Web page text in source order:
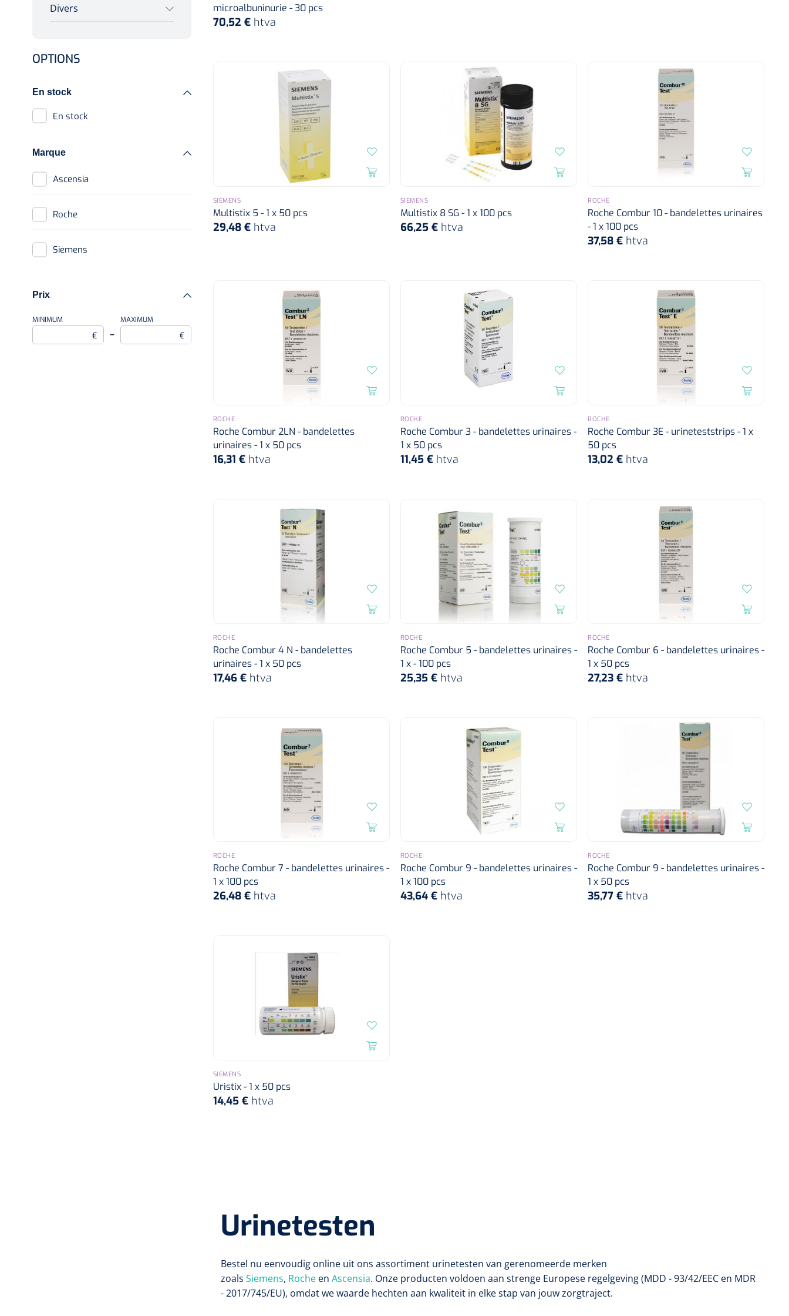
vasculaires
Tensiomètre complet
Oxymètres de pouls
Lampes frontales
Divers
Logiciel
Alcoomètre
OPTIONS
En stock
En stock
Marque
Ascensia
Roche
Siemens
Prix
MINIMUM
€ –
MAXIMUM
€
microalbuninurie - 30 pcs
70,52 € htva
SIEMENS
Multistix 5 - 1 x 50 pcs
29,48 € htva
SIEMENS
Multistix 8 SG - 1 x 100 pcs
66,25 € htva
ROCHE
Roche Combur 10 - bandelettes urinaires
- 1 x 100 pcs
37,58 € htva
ROCHE
Roche Combur 2LN - bandelettes
urinaires - 1 x 50 pcs
16,31 € htva
ROCHE
Roche Combur 3 - bandelettes urinaires -
1 x 50 pcs
11,45 € htva
ROCHE
Roche Combur 3E - urineteststrips - 1 x
50 pcs
13,02 € htva
ROCHE
Roche Combur 4 N - bandelettes
urinaires - 1 x 50 pcs
17,46 € htva
ROCHE
Roche Combur 5 - bandelettes urinaires -
1 x - 100 pcs
25,35 € htva
ROCHE
Roche Combur 6 - bandelettes urinaires -
1 x 50 pcs
27,23 € htva
ROCHE
Roche Combur 7 - bandelettes urinaires -
1 x 100 pcs
26,48 € htva
ROCHE
Roche Combur 9 - bandelettes urinaires -
1 x 100 pcs
43,64 € htva
ROCHE
Roche Combur 9 - bandelettes urinaires -
1 x 50 pcs
35,77 € htva
SIEMENS
Uristix - 1 x 50 pcs
14,45 € htva
Urinetesten
Bestel nu eenvoudig online uit ons assortiment urinetesten van gerenomeerde merken
zoals Siemens, Roche en Ascensia. Onze producten voldoen aan strenge Europese regelgeving (MDD - 93/42/EEC en MDR
- 2017/745/EU), omdat we waarde hechten aan kwaliteit in elke stap van jouw zorgtraject.